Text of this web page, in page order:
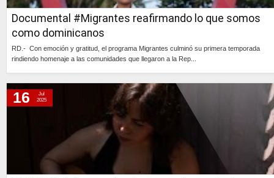
Documental #Migrantes reafirmando lo que somos
como dominicanos
RD.- Con emoción y gratitud, el programa Migrantes culminó su primera temporada
rindiendo homenaje a las comunidades que llegaron a la Rep...
16
Jul
2025